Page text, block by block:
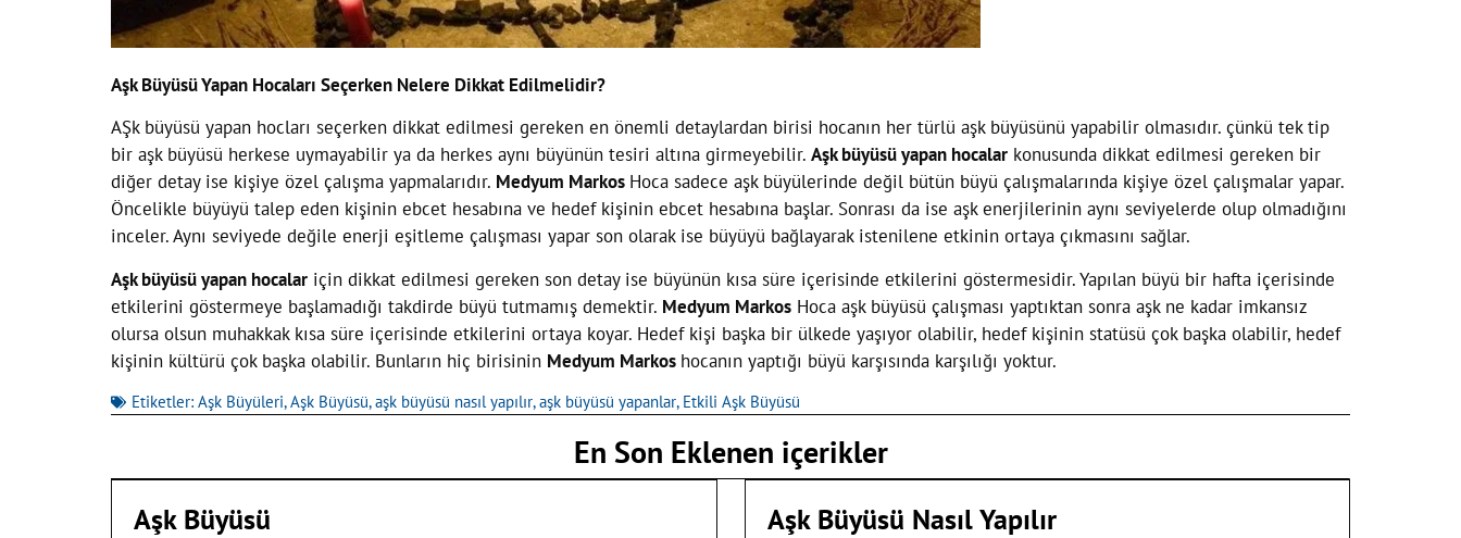
Aşk Büyüsü Yapan Hocaları Seçerken Nelere Dikkat Edilmelidir?
AŞk büyüsü yapan hocları seçerken dikkat edilmesi gereken en önemli detaylardan birisi hocanın her türlü aşk büyüsünü yapabilir olmasıdır. çünkü tek tip
bir aşk büyüsü herkese uymayabilir ya da herkes aynı büyünün tesiri altına girmeyebilir. Aşk büyüsü yapan hocalar konusunda dikkat edilmesi gereken bir
diğer detay ise kişiye özel çalışma yapmalarıdır. Medyum Markos Hoca sadece aşk büyülerinde değil bütün büyü çalışmalarında kişiye özel çalışmalar yapar.
Öncelikle büyüyü talep eden kişinin ebcet hesabına ve hedef kişinin ebcet hesabına başlar. Sonrası da ise aşk enerjilerinin aynı seviyelerde olup olmadığını
inceler. Aynı seviyede değile enerji eşitleme çalışması yapar son olarak ise büyüyü bağlayarak istenilene etkinin ortaya çıkmasını sağlar.
Aşk büyüsü yapan hocalar için dikkat edilmesi gereken son detay ise büyünün kısa süre içerisinde etkilerini göstermesidir. Yapılan büyü bir hafta içerisinde
etkilerini göstermeye başlamadığı takdirde büyü tutmamış demektir. Medyum Markos Hoca aşk büyüsü çalışması yaptıktan sonra aşk ne kadar imkansız
olursa olsun muhakkak kısa süre içerisinde etkilerini ortaya koyar. Hedef kişi başka bir ülkede yaşıyor olabilir, hedef kişinin statüsü çok başka olabilir, hedef
kişinin kültürü çok başka olabilir. Bunların hiç birisinin Medyum Markos hocanın yaptığı büyü karşısında karşılığı yoktur.
Etiketler: Aşk Büyüleri,Aşk Büyüsü,aşk büyüsü nasıl yapılır,aşk büyüsü yapanlar, Etkili Aşk Büyüsü
En Son Eklenen içerikler
Aşk Büyüsü Aşk Büyüsü Nasıl Yapılır